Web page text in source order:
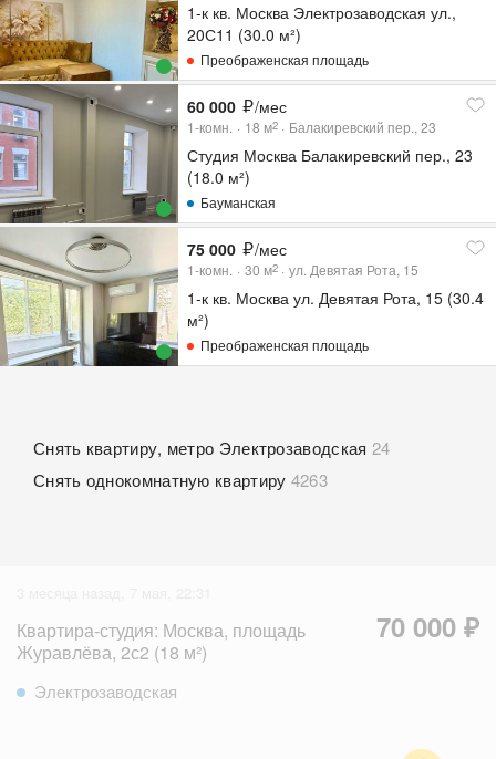
1-к кв. Москва Электрозаводская ул.,
20С11 (30.0 м²)
Преображенская площадь
60 000 /мес
1-комн. 18 м2 Балакиревский пер., 23
Студия Москва Балакиревский пер., 23
(18.0 м²)
Бауманская
75 000 /мес
1-комн. 30 м2 ул. Девятая Рота, 15
1-к кв. Москва ул. Девятая Рота, 15 (30.4
м²)
Преображенская площадь
Снять квартиру, метро Электрозаводская 24
Снять однокомнатную квартиру 4263
Квартира-студия: Москва, площадь
Журавлёва, 2с2 (18 м²)
70 000 ₽
Электрозаводская